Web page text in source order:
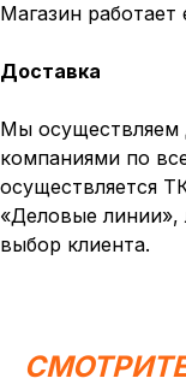
Магазин
Доставка
Мы осуществляем
компаниями по
осуществляется
«Деловые линии»,
выбор клиента.
ИП Каканова Анна
ИНН 450164920881
Написать в MAX